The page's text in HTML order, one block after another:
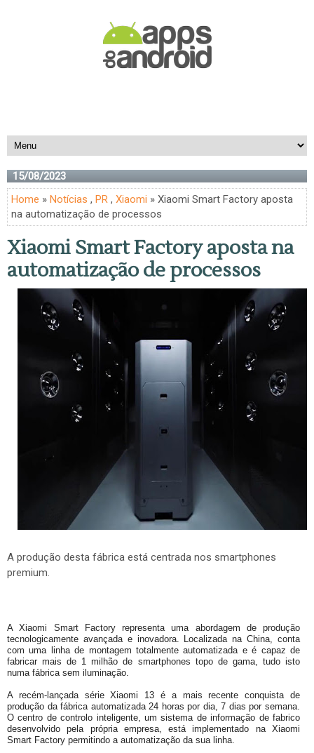
15/08/2023
Home » Notícias , PR , Xiaomi » Xiaomi Smart Factory aposta
na automatização de processos
Xiaomi Smart Factory aposta na
automatização de processos
A produção desta fábrica está centrada nos smartphones
premium.
A Xiaomi Smart Factory representa uma abordagem de produção
tecnologicamente avançada e inovadora. Localizada na China, conta
com uma linha de montagem totalmente automatizada e é capaz de
fabricar mais de 1 milhão de smartphones topo de gama, tudo isto
numa fábrica sem iluminação.
A recém-lançada série Xiaomi 13 é a mais recente conquista de
produção da fábrica automatizada 24 horas por dia, 7 dias por semana.
O centro de controlo inteligente, um sistema de informação de fabrico
desenvolvido pela própria empresa, está implementado na Xiaomi
Smart Factory permitindo a automatização da sua linha.